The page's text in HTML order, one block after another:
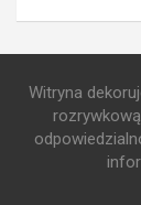
Witryna